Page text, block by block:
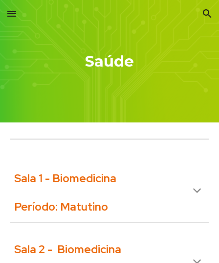
Skip to main content Skip to navigation
Saúde
Sala 1 - Biomedicina
Período: Matutino
Sala 2 - Biomedicina